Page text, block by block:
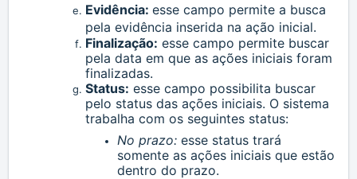
Evidência: esse campo permite a busca
pela evidência inserida na ação inicial.
Finalização: esse campo permite buscar
pela data em que as ações iniciais foram
finalizadas.
Status: esse campo possibilita buscar
pelo status das ações iniciais. O sistema
trabalha com os seguintes status:
No prazo: esse status trará
somente as ações iniciais que estão
dentro do prazo.